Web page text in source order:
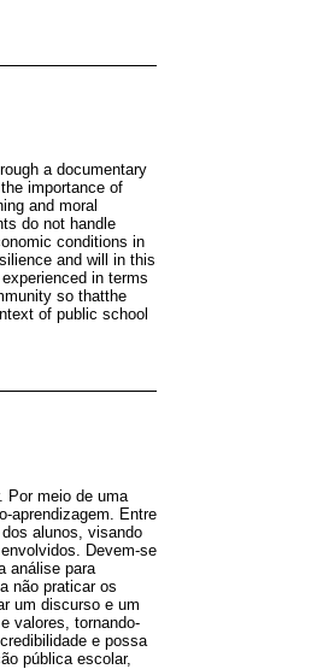
a documentary
importance of
and moral
do not handle
conditions in
and will in this
in terms
so thatthe
of public school
Por meio de uma
aprendizagem. Entre
alunos, visando
Devem-se
análise para
não praticar os
um discurso e um
valores, tornando-
e possa
pública escolar,